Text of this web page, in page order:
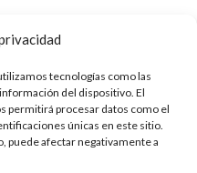
tecnologías como las
del dispositivo. El
permitirá procesar datos como el
únicas en este sitio.
afectar negativamente a